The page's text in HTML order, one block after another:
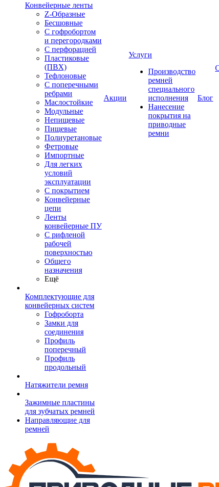
Конвейерные ленты
Z-Образные
Бесшовные
С гофробортом
и перегородками
С перфорацией
Пластиковые
(ПВХ)
Тефлоновые
С поперечными
ребрами
Маслостойкие
Модульные
Непищевые
Пищевые
Полиуретановые
Фетровые
Импортные
Для легких
условий
эксплуатации
С покрытием
Конвейерные
цепи
Ленты
конвейерные ПУ
С рифленой
рабочей
поверхностью
Общего
назначения
Ещё
Комплектующие для
конвейерных систем
Гофроборта
Замки для
соединения
Профиль
поперечный
Профиль
продольный
Натяжители ремня
Зажимные пластины
для зубчатых ремней
Направляющие для
ремней
Акции
Услуги
Производство
ремней
специального
исполнения
Нанесение
покрытия на
приводные
ремни
Блог